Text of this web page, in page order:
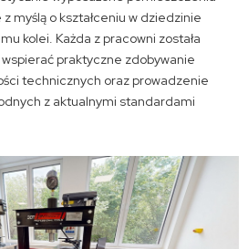
myślą o kształceniu w dziedzinie
kolei. Każda z pracowni została
praktyczne zdobywanie
technicznych oraz prowadzenie
z aktualnymi standardami